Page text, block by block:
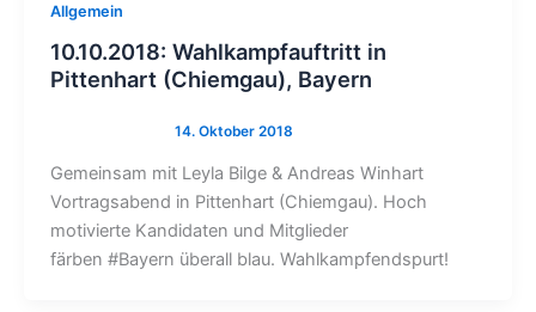
Allgemein
10.10.2018: Wahlkampfauftritt in
Pittenhart (Chiemgau), Bayern
Gemeinsam mit Leyla Bilge & Andreas Winhart
Vortragsabend in Pittenhart (Chiemgau). Hoch
motivierte Kandidaten und Mitglieder
färben #Bayern überall blau. Wahlkampfendspurt!